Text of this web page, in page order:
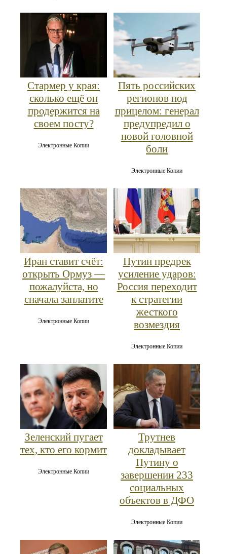
Стармер у края:
сколько ещё он
продержится на
своем посту?
Электронные Копии
Пять российских
регионов под
прицелом: генерал
предупредил о
новой головной
боли
Электронные Копии
Иран ставит счёт:
открыть Ормуз —
пожалуйста, но
сначала заплатите
Электронные Копии
Путин предрек
усиление ударов:
Россия переходит
к стратегии
жесткого
возмездия
Электронные Копии
Зеленский пугает
тех, кто его кормит
Электронные Копии
Трутнев
докладывает
Путину о
завершении 233
социальных
объектов в ДФО
Электронные Копии